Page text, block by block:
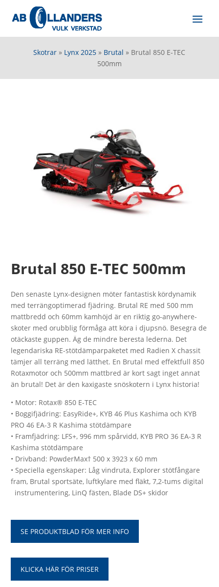
Skotrar » Lynx 2025 » Brutal » Brutal 850 E-TEC
500mm
Brutal 850 E-TEC 500mm
Den senaste Lynx-designen möter fantastisk kördynamik
med terrängoptimerad fjädring. Brutal RE med 500 mm
mattbredd och 60mm kamhöjd är en riktig go-anywhere-
skoter med orubblig förmåga att köra i djupsnö. Besegra de
otäckaste guppen. Äg de mindre beresta lederna. Det
legendariska RE-stötdämparpaketet med Radien X chassit
tämjer all terräng med lätthet. En Brutal med effektfull 850
Rotaxmotor och 500mm mattbred är kort sagt inget annat
än brutal! Det är den kaxigaste snöskotern i Lynx historia!
• Motor: Rotax® 850 E-TEC
• Boggifjädring: EasyRide+, KYB 46 Plus Kashima och KYB
PRO 46 EA-3 R Kashima stötdämpare
• Framfjädring: LFS+, 996 mm spårvidd, KYB PRO 36 EA-3 R
Kashima stötdämpare
• Drivband: PowderMax† 500 x 3923 x 60 mm
• Speciella egenskaper: Låg vindruta, Explorer stötfångare
fram, Brutal sportsäte, luftkylare med fläkt, 7,2-tums digital
instrumentering, LinQ fästen, Blade DS+ skidor
SE PRODUKTBLAD FÖR MER INFO
KLICKA HÄR FÖR PRISER